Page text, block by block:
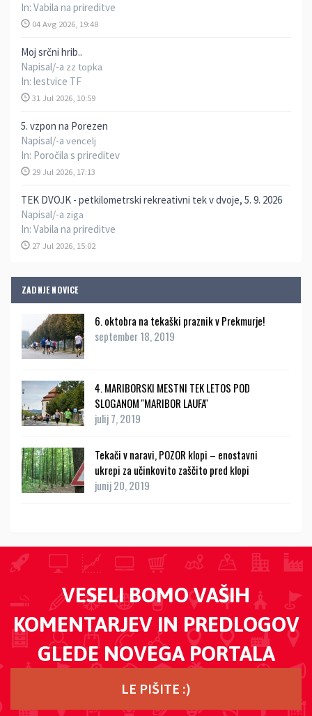
In: Vabila na prireditve
04 Avg 2026, 19:48
Moj srčni hrib..
Napisal/-a zz topka
In: lestvice TF
31 Jul 2026, 10:59
5. vzpon na Porezen
Napisal/-a vencelj
In: Poročila s prireditev
29 Jul 2026, 17:13
TEK DVOJK - petkilometrski rekreativni tek v dvoje, 5. 9. 2026
Napisal/-a ziga
In: Vabila na prireditve
27 Jul 2026, 15:02
ZADNJE NOVICE
6. oktobra na tekaški praznik v Prekmurje!
september 18, 2019
4. MARIBORSKI MESTNI TEK LETOS POD
SLOGANOM ''MARIBOR LAUFA''
julij 7, 2019
Tekači v naravi, POZOR klopi – enostavni
ukrepi za učinkovito zaščito pred klopi
junij 20, 2019
VESELI BOMO VAŠIH
KOMENTARJEV IN PREDLOGOV
GLEDE NOVEGA PORTALA
LE PIŠITE :)